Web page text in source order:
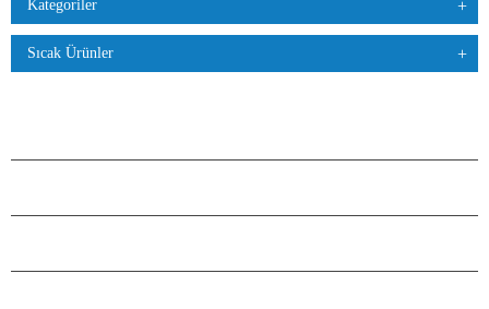
Kategoriler
Sıcak Ürünler